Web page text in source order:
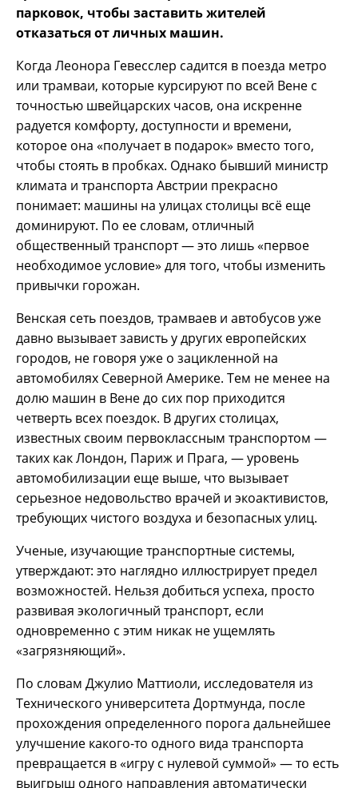
парковок, чтобы заставить жителей
отказаться от личных машин.
Когда Леонора Гевесслер садится в поезда метро
или трамваи, которые курсируют по всей Вене с
точностью швейцарских часов, она искренне
радуется комфорту, доступности и времени,
которое она «получает в подарок» вместо того,
чтобы стоять в пробках. Однако бывший министр
климата и транспорта Австрии прекрасно
понимает: машины на улицах столицы всё еще
доминируют. По ее словам, отличный
общественный транспорт — это лишь «первое
необходимое условие» для того, чтобы изменить
привычки горожан.
Венская сеть поездов, трамваев и автобусов уже
давно вызывает зависть у других европейских
городов, не говоря уже о зацикленной на
автомобилях Северной Америке. Тем не менее на
долю машин в Вене до сих пор приходится
четверть всех поездок. В других столицах,
известных своим первоклассным транспортом —
таких как Лондон, Париж и Прага, — уровень
автомобилизации еще выше, что вызывает
серьезное недовольство врачей и экоактивистов,
требующих чистого воздуха и безопасных улиц.
Ученые, изучающие транспортные системы,
утверждают: это наглядно иллюстрирует предел
возможностей. Нельзя добиться успеха, просто
развивая экологичный транспорт, если
одновременно с этим никак не ущемлять
«загрязняющий».
По словам Джулио Маттиоли, исследователя из
Технического университета Дортмунда, после
прохождения определенного порога дальнейшее
улучшение какого-то одного вида транспорта
превращается в «игру с нулевой суммой» — то есть
выигрыш одного направления автоматически